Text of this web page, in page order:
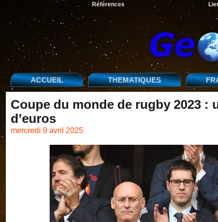
Références
ACCUEIL THEMATIQUES
Coupe du monde de rugby 2023 :
d’euros
mercredi 9 avril 2025